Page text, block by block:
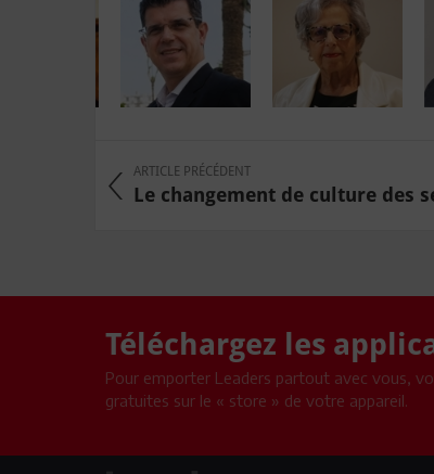
ARTICLE PRÉCÉDENT
Le changement de culture des
Téléchargez les
Pour emporter Leaders partout avec vous,
gratuites sur le « store » de votre appareil.